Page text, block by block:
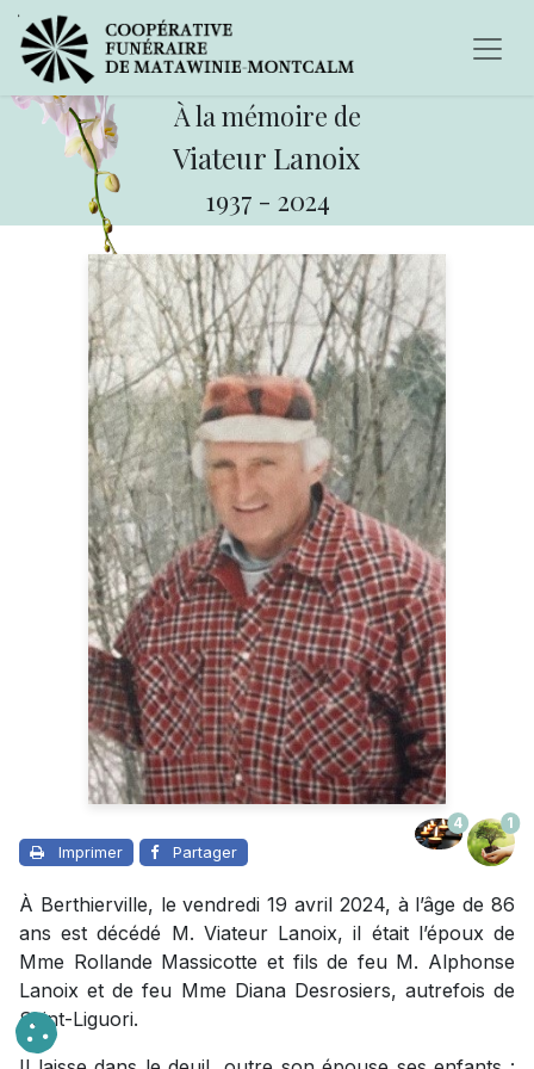
À la mémoire de
Viateur Lanoix
1937 - 2024
Imprimer Partager
4 1
À Berthierville, le vendredi 19 avril 2024, à l’âge de 86
ans est décédé M. Viateur Lanoix, il était l’époux de
Mme Rollande Massicotte et fils de feu M. Alphonse
Lanoix et de feu Mme Diana Desrosiers, autrefois de
Saint-Liguori.